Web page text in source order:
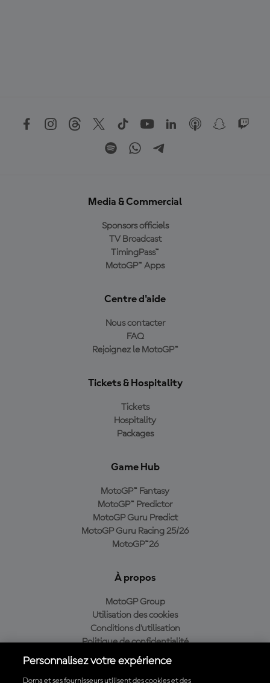
Media & Commercial
Sponsors officiels
TV Broadcast
TimingPass™
MotoGP™ Apps
Centre d'aide
Nous contacter
FAQ
Rejoignez le MotoGP™
Tickets & Hospitality
Tickets
Hospitality
Packages
Game Hub
MotoGP™ Fantasy
MotoGP™ Predictor
MotoGP Guru Predict
MotoGP Guru Racing 25/26
MotoGP™26
À propos
MotoGP Group
Utilisation des cookies
Conditions d'utilisation
Politique de confidentialité
Politique d’achat
Personnalisez votre expérience
Dorna et ses fournisseurs utilisent des cookies et des